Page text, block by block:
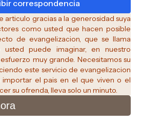
articulo gracias a la generosidad suya
como usted que hacen posible
de evangelizacion, que se llama
usted puede imaginar, en nuestro
muy grande. Necesitamos su
este servicio de evangelizacion
importar el pais en el que viven o el
su ofrenda, lleva solo un minuto.